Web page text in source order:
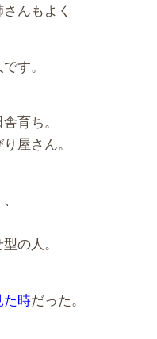
んもよく
す。
育ち。
屋さん。
の人。
時だった。